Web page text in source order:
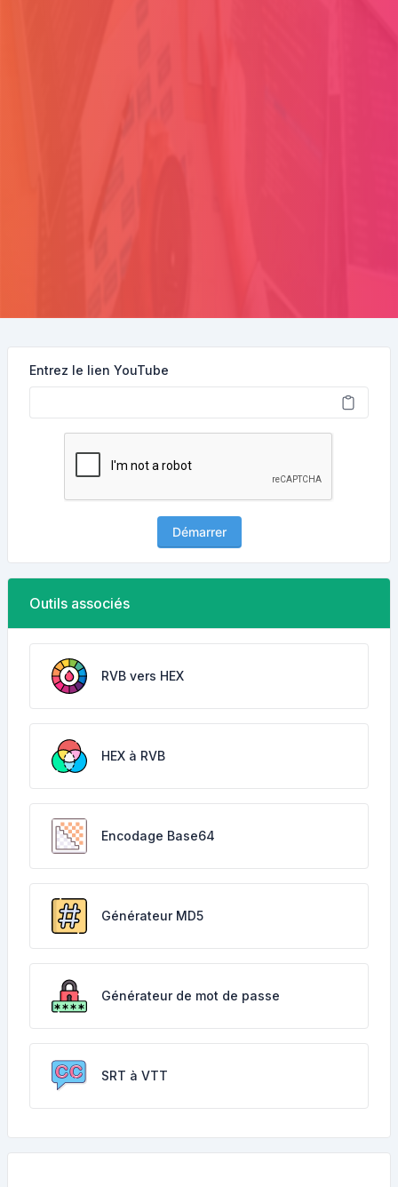
Entrez le lien YouTube
Démarrer
Outils associés
RVB vers HEX
HEX à RVB
Encodage Base64
Générateur MD5
Générateur de mot de passe
SRT à VTT